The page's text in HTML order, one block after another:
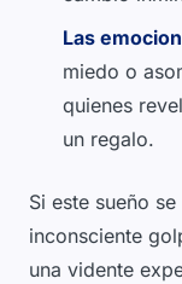
Las
miedo o
quienes
un regalo.
Si este sueño
inconsciente
una vidente